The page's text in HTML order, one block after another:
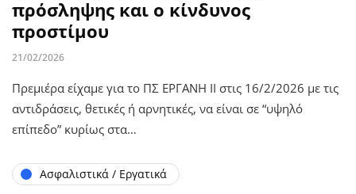
πρόσληψης και ο κίνδυνος
προστίμου
21/02/2026
Πρεμιέρα είχαμε για το ΠΣ ΕΡΓΑΝΗ ΙΙ στις 16/2/2026 με τις
αντιδράσεις, θετικές ή αρνητικές, να είναι σε “υψηλό
επίπεδο” κυρίως στα…
Ασφαλιστικά / Εργατικά